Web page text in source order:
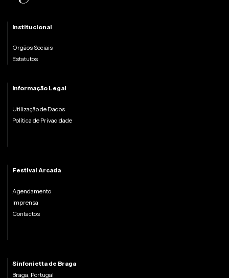
Institucional
Orgãos Sociais
Estatutos
Informação Legal
Utilização de Dados
Política de Privacidade
Festival Arcada
Agendamento
Imprensa
Contactos
Sinfonietta de Braga
Braga, Portugal